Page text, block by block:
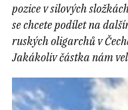
pozice v silových
se chcete podílet na
ruských oligarchů v
Jakákoliv částka nám